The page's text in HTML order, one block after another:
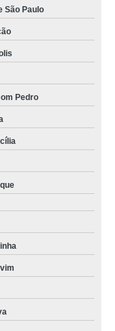
São Paulo
Pedro